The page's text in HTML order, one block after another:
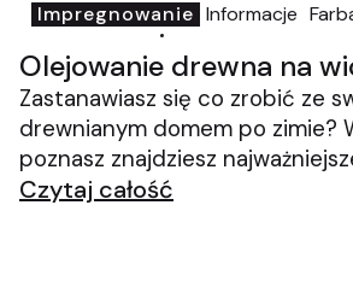
Impregnowanie Informacje
kitdodrewna.pl 11-02-2026
Olejowanie drewna na
Zastanawiasz się co zrobić ze
drewnianym domem po zimie?
poznasz znajdziesz
tym jak je zabezpieczyć i
Czytaj całość